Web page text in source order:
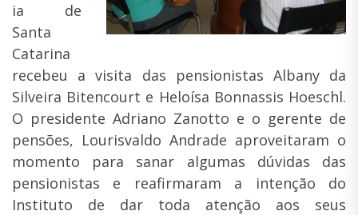
ia de
Santa
Catarina
recebeu a visita das pensionistas Albany da
Silveira Bitencourt e Heloísa Bonnassis Hoeschl.
O presidente Adriano Zanotto e o gerente de
pensões, Lourisvaldo Andrade aproveitaram o
momento para sanar algumas dúvidas das
pensionistas e reafirmaram a intenção do
Instituto de dar toda atenção aos seus